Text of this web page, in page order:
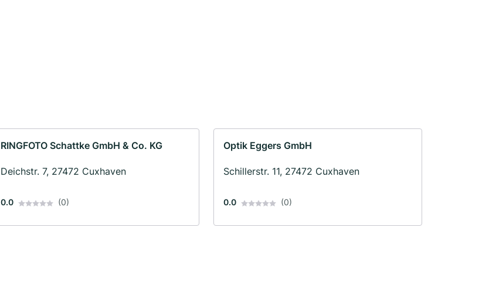
RINGFOTO Schattke GmbH & Co. KG
Deichstr. 7, 27472 Cuxhaven
0.0 (0)
Optik Eggers GmbH
Schillerstr. 11, 27472 Cuxhaven
0.0 (0)